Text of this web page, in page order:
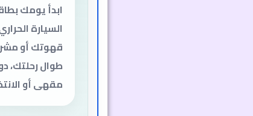
ابدأ يومك
السيارة
قهوتك أو
طوال رحلتك،
مقهى أو